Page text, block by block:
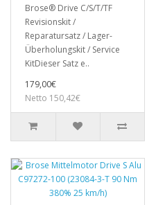
Brose® Drive C/S/T/TF
Revisionskit /
Reparatursatz / Lager-
Überholungskit / Service
KitDieser Satz e..
179,00€
Netto 150,42€